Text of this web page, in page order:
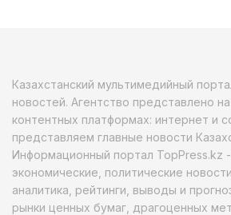
Казахстанский мультимедийный
новостей. Агентство представлено
контентных платформах: интернет и
представляем главные новости
Информационный портал TopPress.kz
экономические, политические
аналитика, рейтинги, выводы и
рынки ценных бумаг, драгоценных